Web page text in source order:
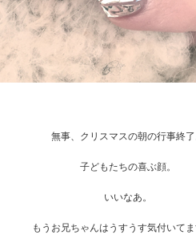
無事、クリスマスの朝の行事終了
子どもたちの喜ぶ顔。
いいなあ。
もうお兄ちゃんはうすうす気付いてま